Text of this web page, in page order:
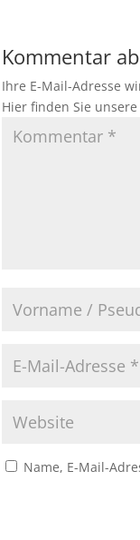
Kommentar
Ihre E-Mail-Adresse
Hier finden Sie unsere
Name, E-Mail-